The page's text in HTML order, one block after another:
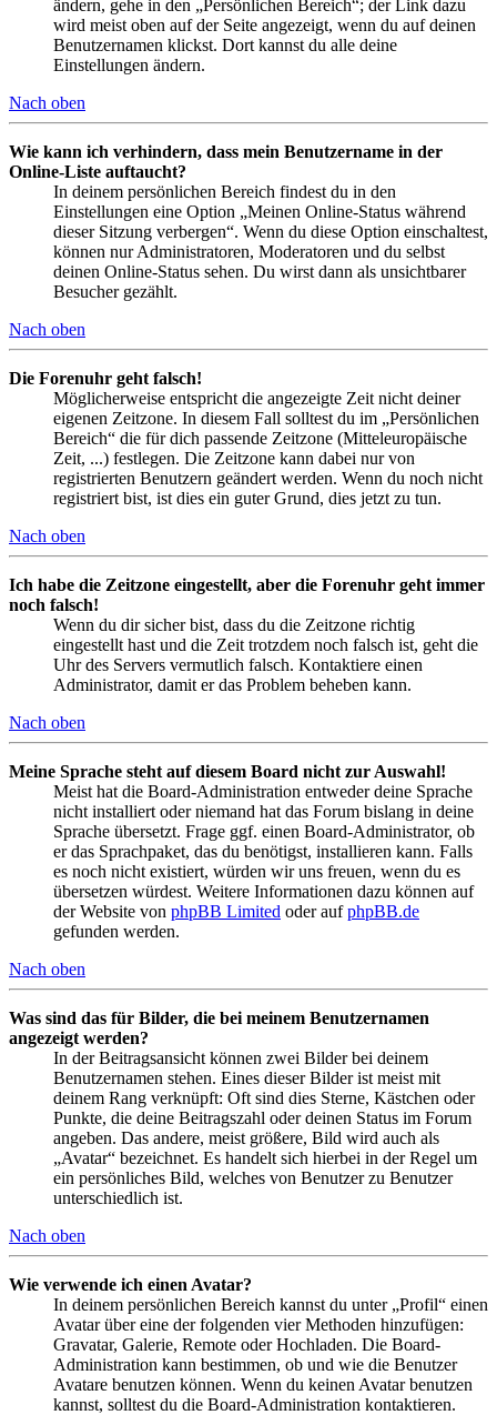
ändern, gehe in den „Persönlichen Bereich“; der Link dazu
wird meist oben auf der Seite angezeigt, wenn du auf deinen
Benutzernamen klickst. Dort kannst du alle deine
Einstellungen ändern.
Nach oben
Wie kann ich verhindern, dass mein Benutzername in der
Online-Liste auftaucht?
In deinem persönlichen Bereich findest du in den
Einstellungen eine Option „Meinen Online-Status während
dieser Sitzung verbergen“. Wenn du diese Option einschaltest,
können nur Administratoren, Moderatoren und du selbst
deinen Online-Status sehen. Du wirst dann als unsichtbarer
Besucher gezählt.
Nach oben
Die Forenuhr geht falsch!
Möglicherweise entspricht die angezeigte Zeit nicht deiner
eigenen Zeitzone. In diesem Fall solltest du im „Persönlichen
Bereich“ die für dich passende Zeitzone (Mitteleuropäische
Zeit, ...) festlegen. Die Zeitzone kann dabei nur von
registrierten Benutzern geändert werden. Wenn du noch nicht
registriert bist, ist dies ein guter Grund, dies jetzt zu tun.
Nach oben
Ich habe die Zeitzone eingestellt, aber die Forenuhr geht immer
noch falsch!
Wenn du dir sicher bist, dass du die Zeitzone richtig
eingestellt hast und die Zeit trotzdem noch falsch ist, geht die
Uhr des Servers vermutlich falsch. Kontaktiere einen
Administrator, damit er das Problem beheben kann.
Nach oben
Meine Sprache steht auf diesem Board nicht zur Auswahl!
Meist hat die Board-Administration entweder deine Sprache
nicht installiert oder niemand hat das Forum bislang in deine
Sprache übersetzt. Frage ggf. einen Board-Administrator, ob
er das Sprachpaket, das du benötigst, installieren kann. Falls
es noch nicht existiert, würden wir uns freuen, wenn du es
übersetzen würdest. Weitere Informationen dazu können auf
der Website von phpBB Limited oder aufphpBB.de
gefunden werden.
Nach oben
Was sind das für Bilder, die bei meinem Benutzernamen
angezeigt werden?
In der Beitragsansicht können zwei Bilder bei deinem
Benutzernamen stehen. Eines dieser Bilder ist meist mit
deinem Rang verknüpft: Oft sind dies Sterne, Kästchen oder
Punkte, die deine Beitragszahl oder deinen Status im Forum
angeben. Das andere, meist größere, Bild wird auch als
„Avatar“ bezeichnet. Es handelt sich hierbei in der Regel um
ein persönliches Bild, welches von Benutzer zu Benutzer
unterschiedlich ist.
Nach oben
Wie verwende ich einen Avatar?
In deinem persönlichen Bereich kannst du unter „Profil“ einen
Avatar über eine der folgenden vier Methoden hinzufügen:
Gravatar, Galerie, Remote oder Hochladen. Die Board-
Administration kann bestimmen, ob und wie die Benutzer
Avatare benutzen können. Wenn du keinen Avatar benutzen
kannst, solltest du die Board-Administration kontaktieren.